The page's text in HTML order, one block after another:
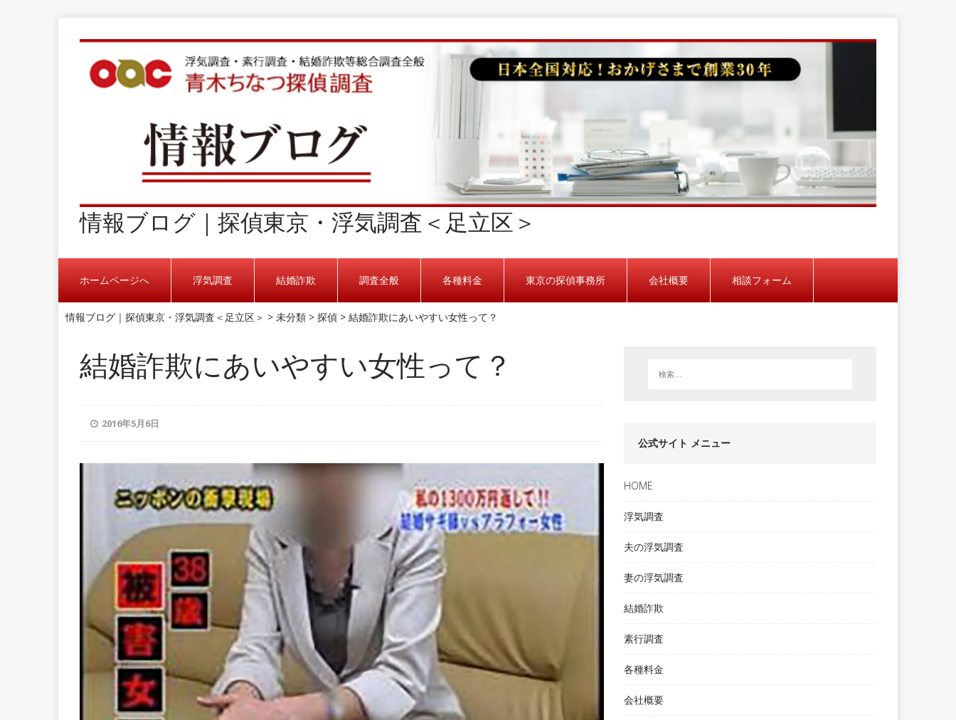
情報ブログ｜探偵東京・浮気調査＜足立区＞
ホームページへ 浮気調査 結婚詐欺 調査全般 各種料金 東京の探偵事務所 会社概要 相談フォーム
情報ブログ｜探偵東京・浮気調査＜足立区＞ > 未分類 > 探偵 > 結婚詐欺にあいやすい女性って？
結婚詐欺にあいやすい女性って？
2016年5月6日
公式サイト メニュー
HOME
浮気調査
夫の浮気調査
妻の浮気調査
結婚詐欺
素行調査
各種料金
会社概要